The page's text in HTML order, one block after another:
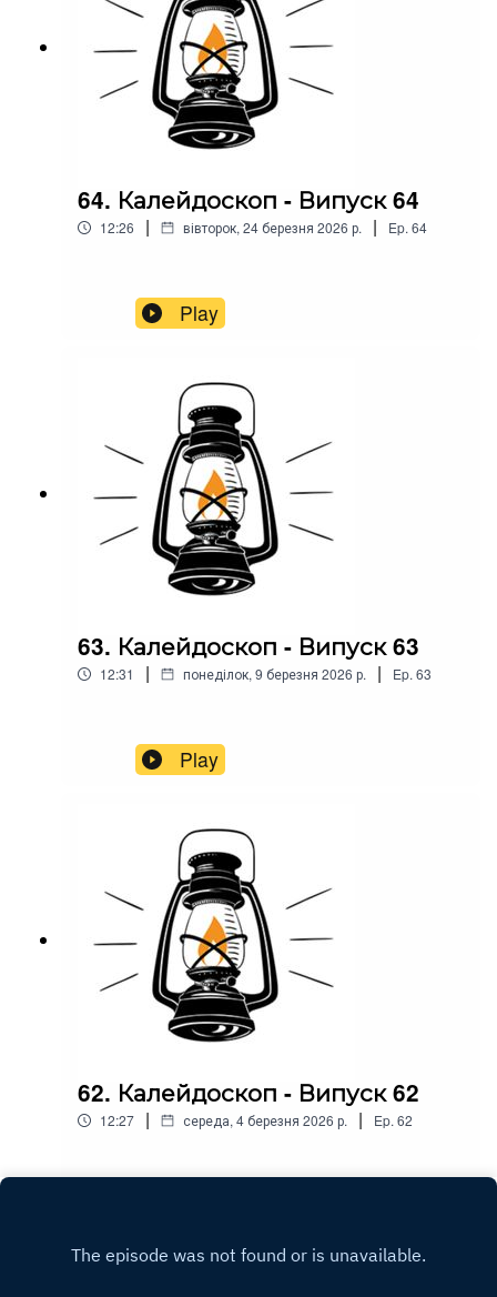
64. Калейдоскоп - Випуск 64
12:26 | вівторок, 24 березня 2026 р. | Ep. 64
Play
63. Калейдоскоп - Випуск 63
12:31 | понеділок, 9 березня 2026 р. | Ep. 63
Play
62. Калейдоскоп - Випуск 62
12:27 | середа, 4 березня 2026 р. | Ep. 62